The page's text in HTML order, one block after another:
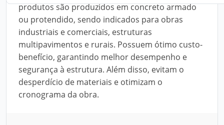
produtos são produzidos em concreto armado
ou protendido, sendo indicados para obras
industriais e comerciais, estruturas
multipavimentos e rurais. Possuem ótimo custo-
benefício, garantindo melhor desempenho e
segurança à estrutura. Além disso, evitam o
desperdício de materiais e otimizam o
cronograma da obra.